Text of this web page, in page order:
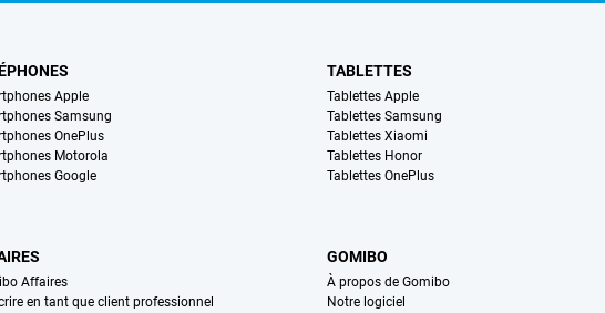
Apple
Samsung
OnePlus
Motorola
Google
TABLETTES
Tablettes Apple
Tablettes Samsung
Tablettes Xiaomi
Tablettes Honor
Tablettes OnePlus
Affaires
en tant que client professionnel
GOMIBO
À propos de Gomibo
Notre logiciel